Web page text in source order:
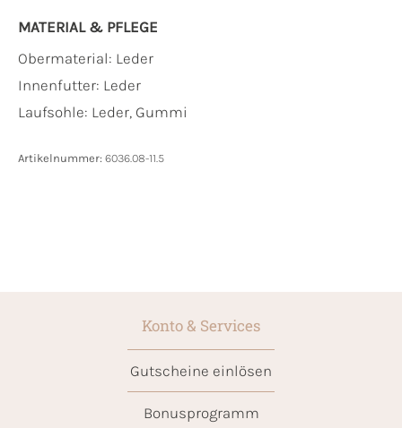
MATERIAL & PFLEGE
Obermaterial: Leder
Innenfutter: Leder
Laufsohle: Leder, Gummi
Artikelnummer: 6036.08-11.5
Konto & Services
Gutscheine einlösen
Bonusprogramm